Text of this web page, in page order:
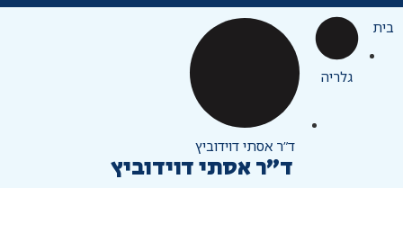
בית
גלריה
ד”ר אסתי דוידוביץ
ד”ר אסתי דוידוביץ